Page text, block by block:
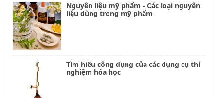
Nguyên liệu mỹ phẩm - Các loại nguyên
liệu dùng trong mỹ phẩm
Tìm hiểu công dụng của các dụng cụ thí
nghiệm hóa học